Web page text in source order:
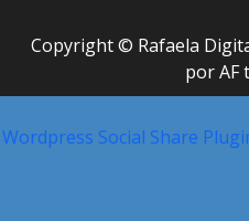
Copyright © Rafaela
por AF
Wordpress Social Share